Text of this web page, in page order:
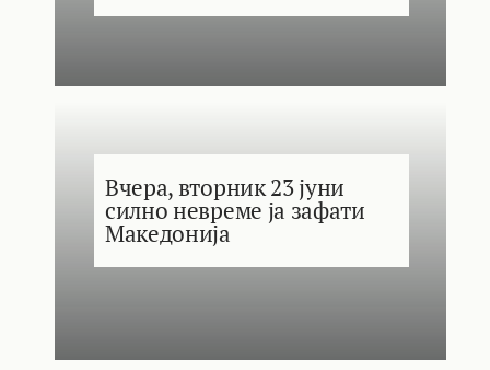
Вчера, вторник 23 јуни
силно невреме ја зафати
Македонија